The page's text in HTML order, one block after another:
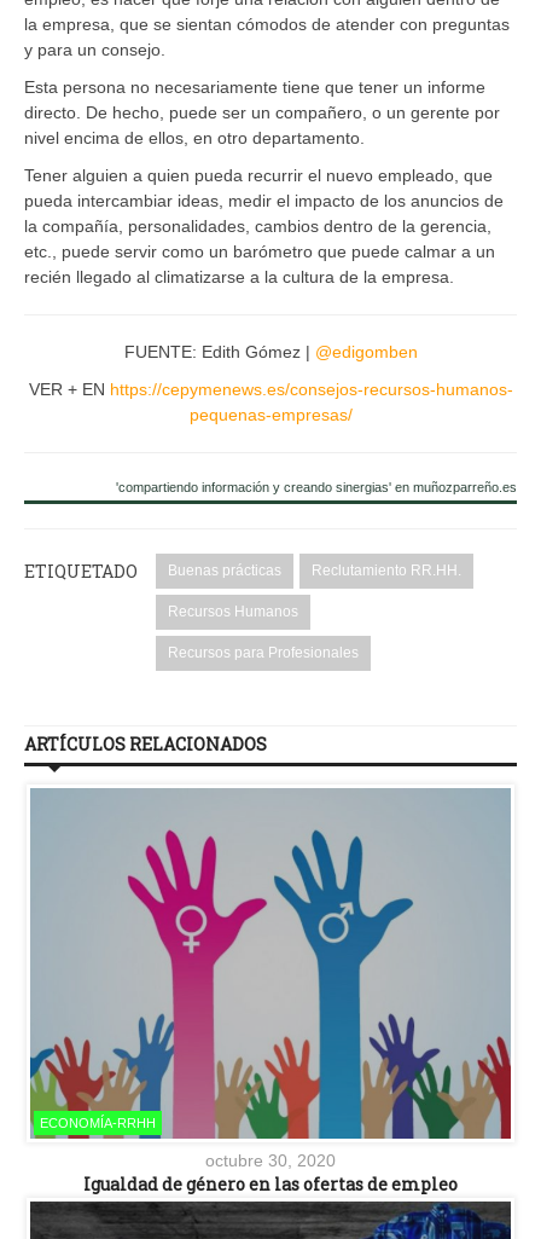
la empresa, que se sientan cómodos de atender con preguntas
y para un consejo.
Esta persona no necesariamente tiene que tener un informe
directo. De hecho, puede ser un compañero, o un gerente por
nivel encima de ellos, en otro departamento.
Tener alguien a quien pueda recurrir el nuevo empleado, que
pueda intercambiar ideas, medir el impacto de los anuncios de
la compañía, personalidades, cambios dentro de la gerencia,
etc., puede servir como un barómetro que puede calmar a un
recién llegado al climatizarse a la cultura de la empresa.
FUENTE: Edith Gómez | @edigomben
VER + EN https://cepymenews.es/consejos-recursos-humanos-
pequenas-empresas/
'compartiendo información y creando sinergias' en muñozparreño.es
ETIQUETADO Buenas prácticas Reclutamiento RR.HH.
Recursos Humanos
Recursos para Profesionales
ARTÍCULOS RELACIONADOS
ECONOMÍA-RRHH
octubre 30, 2020
Igualdad de género en las ofertas de empleo